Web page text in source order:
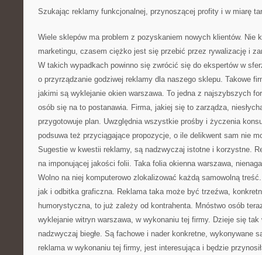
Szukając reklamy funkcjonalnej, przynoszącej profity i w miarę
Wiele sklepów ma problem z pozyskaniem nowych klientów. Nie
marketingu, czasem ciężko jest się przebić przez rywalizację i
W takich wypadkach powinno się zwrócić się do ekspertów w
o przyrządzanie godziwej reklamy dla naszego sklepu. Takowe
jakimi są wyklejanie okien warszawa. To jedna z najszybszych
osób się na to postanawia. Firma, jakiej się to zarządza,
przygotowuje plan. Uwzględnia wszystkie prośby i życzenia
podsuwa też przyciągające propozycje, o ile delikwent sam nie
Sugestie w kwestii reklamy, są nadzwyczaj istotne i korzystne.
na imponującej jakości folii. Taka folia okienna warszawa,
Wolno na niej komputerowo zlokalizować każdą samowolną
jak i odbitka graficzna. Reklama taka może być trzeźwa,
humorystyczna, to już zależy od kontrahenta. Mnóstwo osób
wyklejanie witryn warszawa, w wykonaniu tej firmy. Dzieje się tak
nadzwyczaj biegłe. Są fachowe i nader konkretne, wykonywane
reklama w wykonaniu tej firmy, jest interesująca i będzie